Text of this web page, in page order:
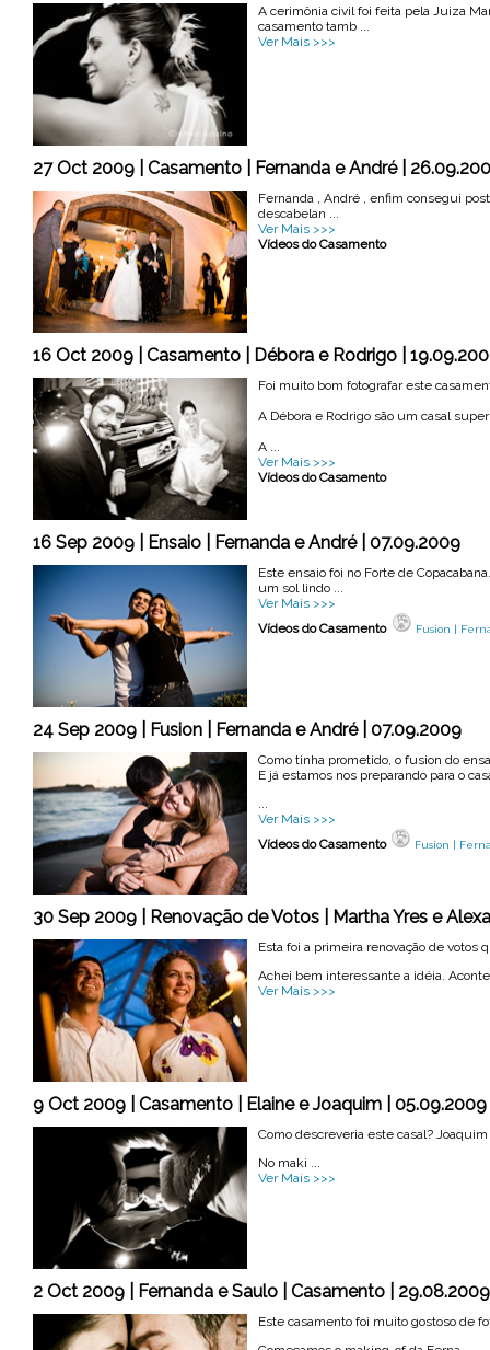
A cerimônia civil foi feita pela Juiza
casamento tamb ...
Ver Mais >>>
27 Oct 2009 | Casamento | Fernanda e André |
Fernanda , André , enfim consegui
descabelan ...
Ver Mais >>>
Vídeos do Casamento
16 Oct 2009 | Casamento | Débora e Rodrigo |
Foi muito bom fotografar este
A Débora e Rodrigo são um casal
A ...
Ver Mais >>>
Vídeos do Casamento
16 Sep 2009 | Ensaio | Fernanda e André | 07.09.2009
Este ensaio foi no Forte de
um sol lindo ...
Ver Mais >>>
Vídeos do Casamento
Fusion |
24 Sep 2009 | Fusion | Fernanda e André | 07.09.2009
Como tinha prometido, o fusion do
E já estamos nos preparando para o
...
Ver Mais >>>
Vídeos do Casamento
Fusion |
30 Sep 2009 | Renovação de Votos | Martha Yres e
Esta foi a primeira renovação de votos
Achei bem interessante a idéia.
Ver Mais >>>
9 Oct 2009 | Casamento | Elaine e Joaquim | 05.09.2009
Como descreveria este casal?
No maki ...
Ver Mais >>>
2 Oct 2009 | Fernanda e Saulo | Casamento | 29.08.2009
Este casamento foi muito gostoso de